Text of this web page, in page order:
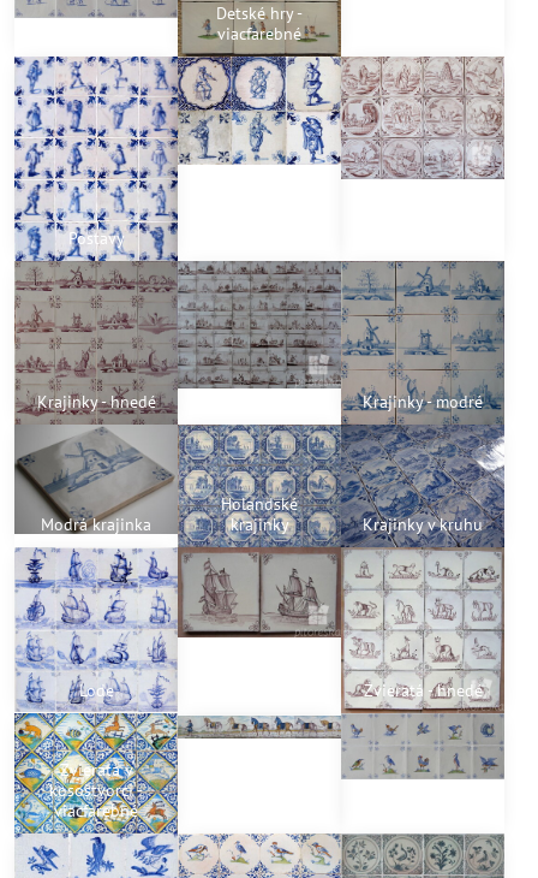
Detské hry -
viacfarebné
Postavy
Krajinky - hnedé Krajinky - modré
Modrá krajinka
Holandské
krajinky
Krajinky v kruhu
Lode Zvieratá - hnedé
Zvieratá v
kosoštvorci -
viacfarebné